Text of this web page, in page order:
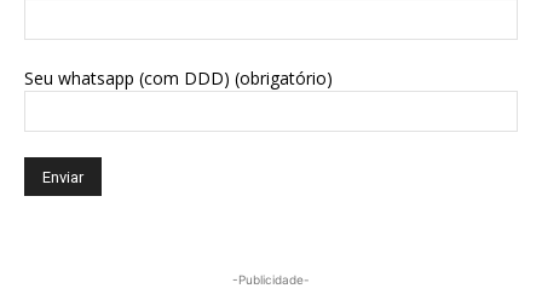
Seu whatsapp (com DDD) (obrigatório)
-Publicidade-